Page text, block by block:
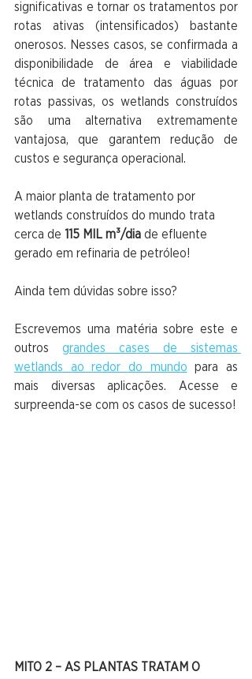
significativas e tornar os tratamentos por
rotas ativas (intensificados) bastante
onerosos. Nesses casos, se confirmada a
disponibilidade de área e viabilidade
técnica de tratamento das águas por
rotas passivas, os wetlands construídos
são uma alternativa extremamente
vantajosa, que garantem redução de
custos e segurança operacional.
A maior planta de tratamento por
wetlands construídos do mundo trata
cerca de 115 MIL m³/dia de efluente
gerado em refinaria de petróleo!
Ainda tem dúvidas sobre isso?
Escrevemos uma matéria sobre este e
outros grandes cases de sistemas
wetlands ao redor do mundo para as
mais diversas aplicações. Acesse e
surpreenda-se com os casos de sucesso!
MITO 2 – AS PLANTAS TRATAM O